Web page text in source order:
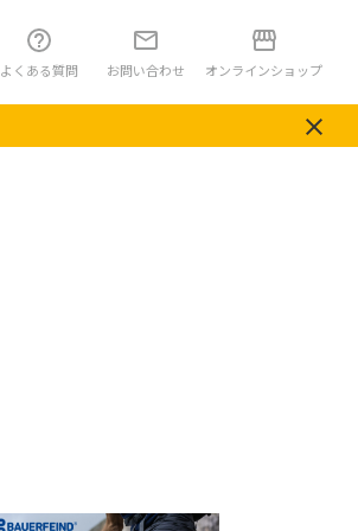
よくある質問 お問い合わせ オンラインショップ